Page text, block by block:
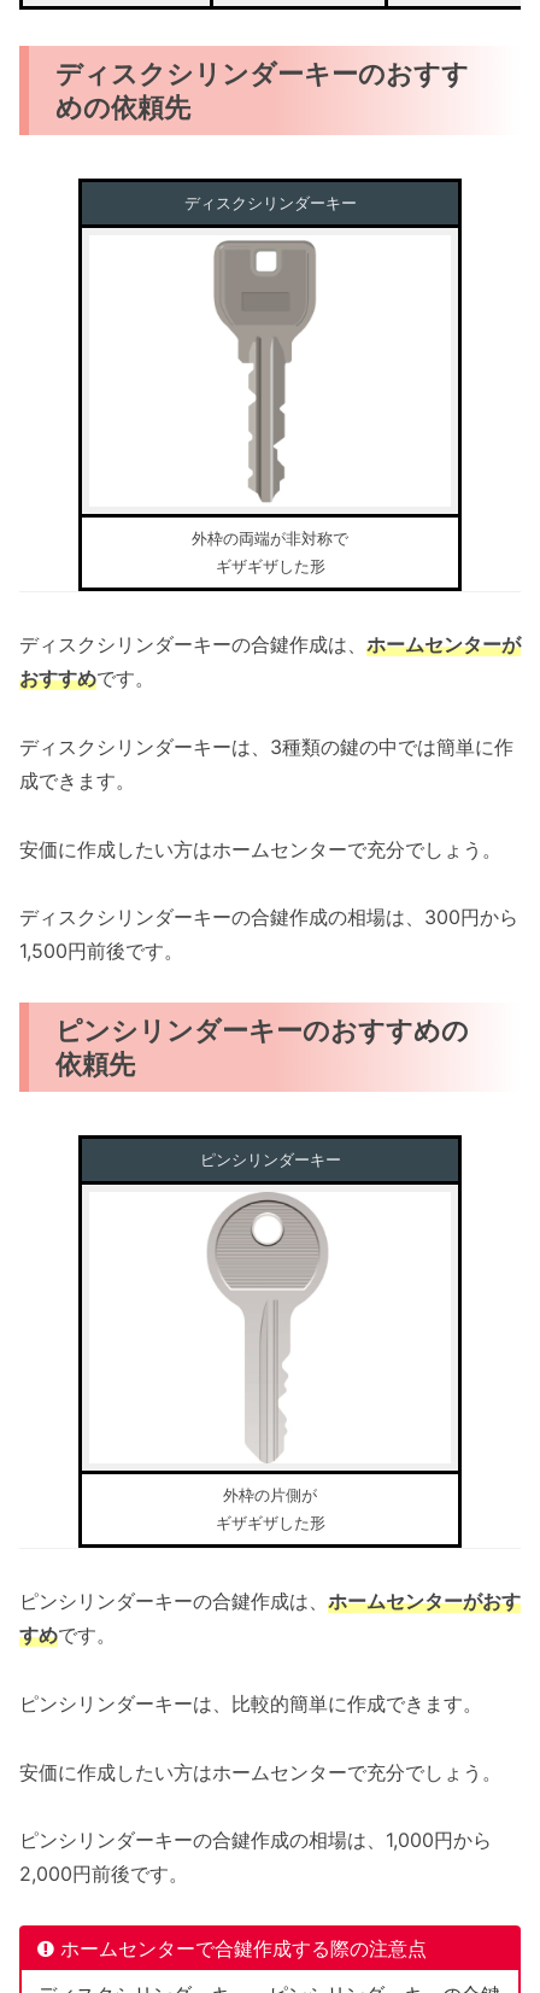
ディスクシリンダーキーのおすす
めの依頼先
ディスクシリンダーキー
外枠の両端が非対称で
ギザギザした形
ディスクシリンダーキーの合鍵作成は、 ホームセンターが
おすすめです。
ディスクシリンダーキーは、3種類の鍵の中では簡単に作
成できます。
安価に作成したい方はホームセンターで充分でしょう。
ディスクシリンダーキーの合鍵作成の相場は、300円から
1,500円前後です。
ピンシリンダーキーのおすすめの
依頼先
ピンシリンダーキー
外枠の片側が
ギザギザした形
ピンシリンダーキーの合鍵作成は、 ホームセンターがおす
すめです。
ピンシリンダーキーは、比較的簡単に作成できます。
安価に作成したい方はホームセンターで充分でしょう。
ピンシリンダーキーの合鍵作成の相場は、1,000円から
2,000円前後です。
ホームセンターで合鍵作成する際の注意点